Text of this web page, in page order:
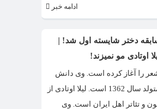
ادامه خبر
دختر شایسته اول شد! |
اوتادی مو نمیزند!
سرودن شعر را آغاز کرده است. وی دانش
آموخته کارشناسی معماری داخلی از دانشگاه هنر تهران است. لیلا اوتادی به دلیل ظاهر جذاب و زیبایش بین بازیگر های دیگر معروف است. لیلا اوتادی متولد سال 1362 است. لیلا اوتادی از
اوتادی (زاده ۱۴ مرداد ۱۳۶۲ – تهران) بازیگر سینما، تلویزیون و تئاتر اهل ایران است. وی